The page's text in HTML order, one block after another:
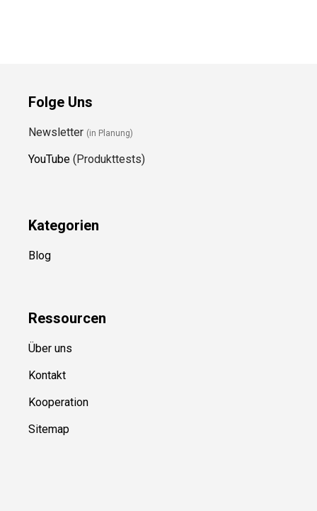
Folge Uns
Newsletter (in Planung)
YouTube (Produkttests)
Kategorien
Blog
Ressourcen
Über uns
Kontakt
Kooperation
Sitemap